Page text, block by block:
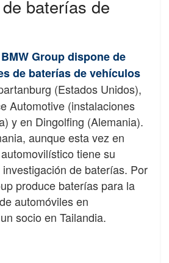
baterías de
BMW Group dispone de
de baterías de vehículos
(Estados Unidos),
Automotive (instalaciones
y en Dingolfing (Alemania).
aunque esta vez en
tiene su
de baterías. Por
produce baterías para la
automóviles en
socio en Tailandia.